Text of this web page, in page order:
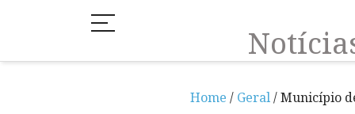
Home / Geral/ Município